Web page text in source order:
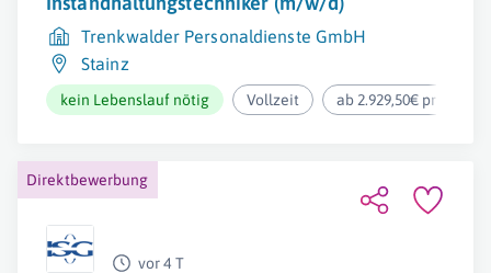
Trenkwalder Personaldienste GmbH
Stainz
kein Lebenslauf nötig Vollzeit ab 2.929,50€ pro
Direktbewerbung
vor 4 T